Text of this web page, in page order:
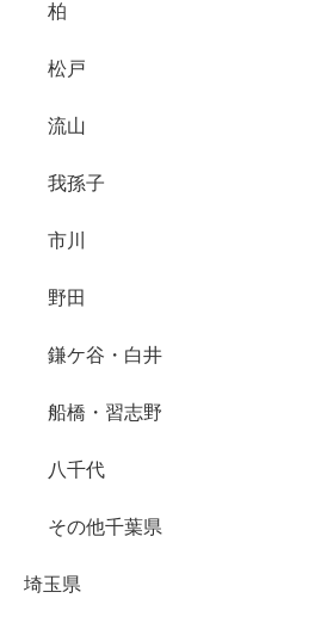
柏
松戸
流山
我孫子
市川
野田
鎌ケ谷・白井
船橋・習志野
八千代
その他千葉県
埼玉県